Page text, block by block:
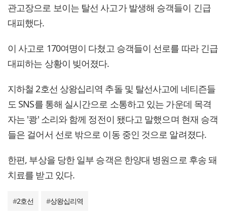
관고장으로 보이는 탈선 사고가 발생해 승객들이 긴급
대피했다.
이 사고로 170여명이 다쳤고 승객들이 선로를 따라 긴급
대피하는 상황이 빚어졌다.
지하철 2호선 상왕십리역 추돌 및 탈선사고에 네티즌들
도 SNS를 통해 실시간으로 소통하고 있는 가운데 목격
자는 '쾅' 소리와 함께 정전이 됐다고 말했으며 현재 승객
들은 걸어서 선로 밖으로 이동 중인 것으로 알려졌다.
한편, 부상을 당한 일부 승객은 한양대 병원으로 후송 돼
치료를 받고 있다.
#2호선 #상왕십리역